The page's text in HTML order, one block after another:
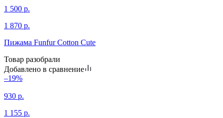
1 500 р.
1 870 р.
Пижама Funfur Cotton Cute
Товар разобрали
Добавлено в сравнение
–19%
930 р.
1 155 р.